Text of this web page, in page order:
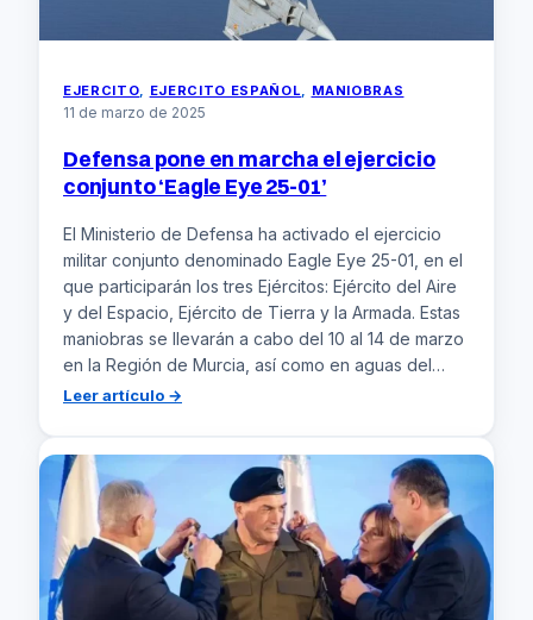
EJERCITO EJERCITO ESPAÑOL MANIOBRAS
11 de marzo de 2025
Defensa pone en marcha el ejercicio
conjunto ‘Eagle Eye 25-01’
El Ministerio de Defensa ha activado el ejercicio
militar conjunto denominado Eagle Eye 25-01, en el
que participarán los tres Ejércitos: Ejército del Aire
y del Espacio, Ejército de Tierra y la Armada. Estas
maniobras se llevarán a cabo del 10 al 14 de marzo
en la Región de Murcia, así como en aguas del…
Leer artículo →
marcha
ejercicio
conjunto
‘Eagle
Eye